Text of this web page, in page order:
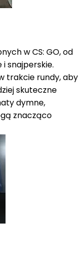
w CS: GO, od
snajperskie.
trakcie rundy, aby
skuteczne
dymne,
znacząco